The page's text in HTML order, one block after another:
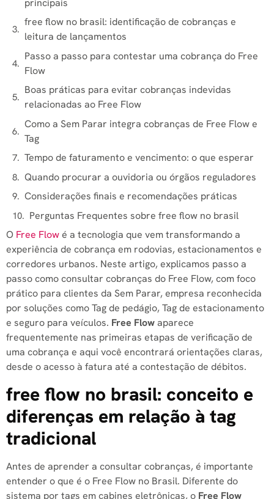
principais
free flow no brasil​: identificação de cobranças e
leitura de lançamentos
Passo a passo para contestar uma cobrança do Free
Flow
Boas práticas para evitar cobranças indevidas
relacionadas ao Free Flow
Como a Sem Parar integra cobranças de Free Flow e
Tag
Tempo de faturamento e vencimento: o que esperar
Quando procurar a ouvidoria ou órgãos reguladores
Considerações finais e recomendações práticas
Perguntas Frequentes sobre free flow no brasil​
O Free Flowé a tecnologia que vem transformando a
experiência de cobrança em rodovias, estacionamentos e
corredores urbanos. Neste artigo, explicamos passo a
passo como consultar cobranças do Free Flow, com foco
prático para clientes da Sem Parar, empresa reconhecida
por soluções como Tag de pedágio, Tag de estacionamento
e seguro para veículos. Free Flowaparece
frequentemente nas primeiras etapas de verificação de
uma cobrança e aqui você encontrará orientações claras,
desde o acesso à fatura até a contestação de débitos.
free flow no brasil​: conceito e
diferenças em relação à tag
tradicional
Antes de aprender a consultar cobranças, é importante
entender o que é o Free Flow no Brasil. Diferente do
sistema por tags em cabines eletrônicas, o Free Flow